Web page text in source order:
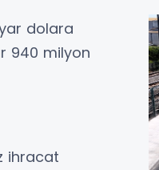
dolara
940 milyon
ihracat